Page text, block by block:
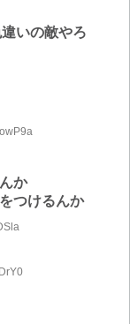
いの敵やろ
か
つけるんか